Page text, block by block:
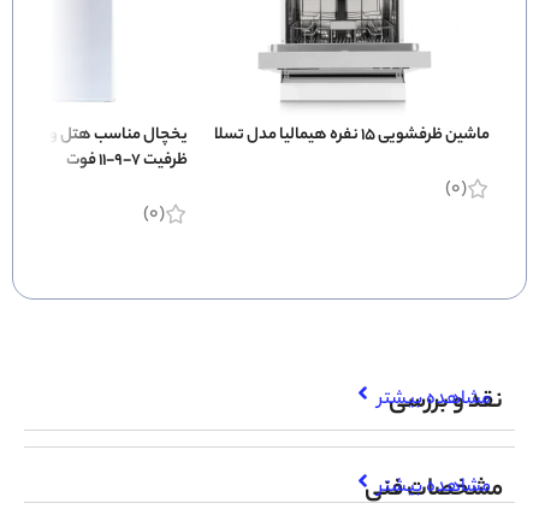
ماشین ظرفشویی 15 نفره هیمالیا مدل تسلا
(0)
یخچال مناسب هتل و
ظرفیت 7-9-11 فوت
(0)
نقد و بررسی
مشاهده بیشتر
مشخصات فنی
مشاهده بیشتر